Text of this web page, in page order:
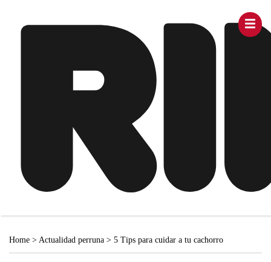
Home > Actualidad perruna > 5 Tips para cuidar a tu cachorro